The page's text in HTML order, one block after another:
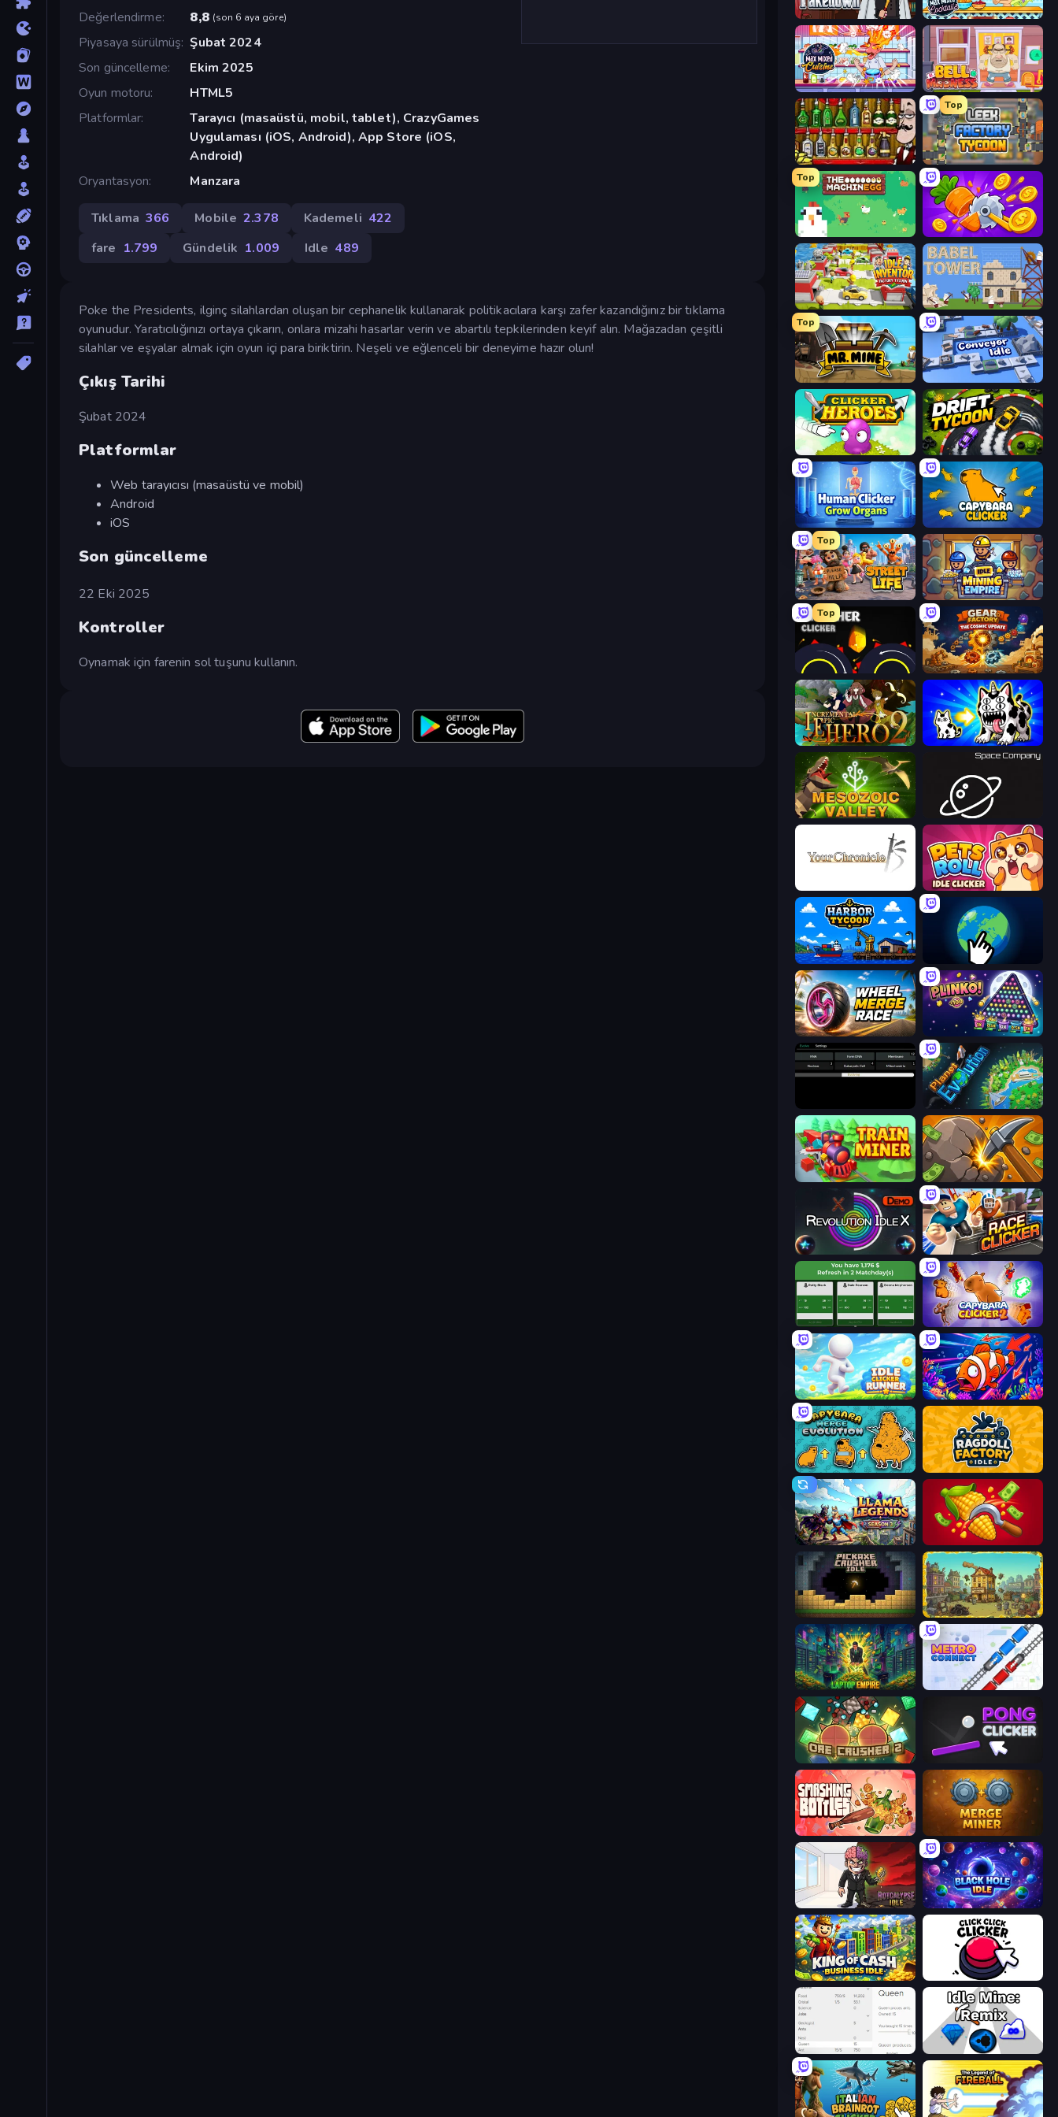
Değerlendirme
8,8 (son 6 aya göre)
Piyasaya sürülmüş Şubat 2024
Son güncelleme
Ekim 2025
Oyun motoru
HTML5
Platformlar
Tarayıcı (masaüstü, mobil, tablet), CrazyGames
Uygulaması (iOS, Android), App Store (iOS,
Android)
Oryantasyon
Manzara
Tıklama 366 Mobile 2.378 Kademeli 422
fare 1.799 Gündelik 1.009 Idle 489
Poke the Presidents, ilginç silahlardan oluşan bir cephanelik kullanarak politikacılara karşı zafer kazandığınız bir tıklama
oyunudur. Yaratıcılığınızı ortaya çıkarın, onlara mizahi hasarlar verin ve abartılı tepkilerinden keyif alın. Mağazadan çeşitli
silahlar ve eşyalar almak için oyun içi para biriktirin. Neşeli ve eğlenceli bir deneyime hazır olun!
Çıkış Tarihi
Şubat 2024
Platformlar
Web tarayıcısı (masaüstü ve mobil)
Android
iOS
Son güncelleme
22 Eki 2025
Kontroller
Oynamak için farenin sol tuşunu kullanın.
Mafia Takedown Max Mixed Cocktails
Max Mixed Cuisine Bell Madness
Bartender The Right Mix
Top
Leek Factory Tycoon
Top
The MachinEGG Farm Ring Idle
Idle Inventor Babel Tower
Top
Mr. Mine Conveyor Idle
Clicker Heroes Drift Tycoon
Human Clicker: Grow Organs Capybara Clicker
Top
Street Life Idle Mining Empire
Top
Crusher Clicker Gear Factory
Incremental Epic Hero 2 Strange Cats
Cell to Singularity: Mesozoic Valley Space Company
Pets Roll: Idle Clicker
Harbor Tycoon Planet Clicker 2
Wheel Merge Race PLINKO!
Planet Evolution: Idle Clicker
Train Miner Mine Clicker
Revolution Idle X
Idle Soccer Manager Capybara Clicker 2
Idle Clicker Runner Fish Catch Idle
Capybara Merge Evolution Ragdoll Factory Idle
Llama Legends Farm-51: Secret Harvest
Pickaxe Crusher Idle The Garbaggio Hotel
Laptop Empire Metro Connect
OreCrusher 2 Pong Clicker
Smashing Bottles Merge Miner
Rotcalypse: Idle Incremental Black Hole Idle
King of Cash Business Idle Click Click Clicker
Idle Ants Idle Mine: Remix